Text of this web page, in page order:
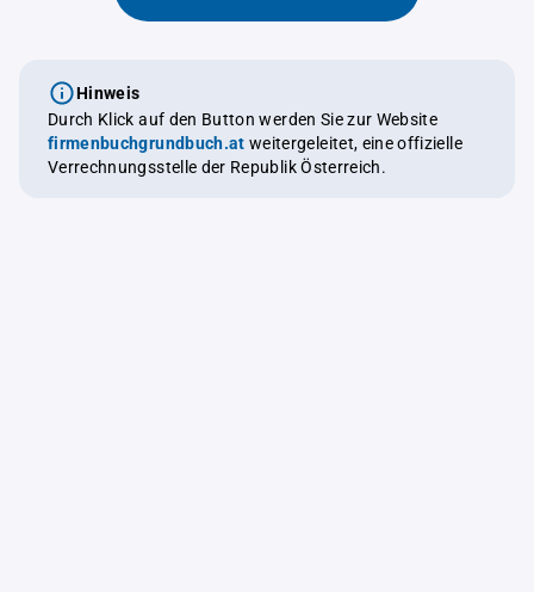
Hinweis
Durch Klick auf den Button werden Sie zur Website
firmenbuchgrundbuch.at weitergeleitet, eine offizielle
Verrechnungsstelle der Republik Österreich.